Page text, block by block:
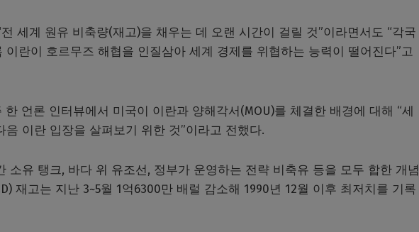
전 세계 원유 비축량(재고)을 채우는 데 오랜 시간이 걸릴 것”이라면서도 “각국
란이 호르무즈 해협을 인질삼아 세계 경제를 위협하는 능력이 떨어진다”고
한 언론 인터뷰에서 미국이 이란과 양해각서(MOU)를 체결한 배경에 대해 “세
이란 입장을 살펴보기 위한 것”이라고 전했다.
소유 탱크, 바다 위 유조선, 정부가 운영하는 전략 비축유 등을 모두 합한 개념
재고는 지난 3~5월 1억6300만 배럴 감소해 1990년 12월 이후 최저치를 기록